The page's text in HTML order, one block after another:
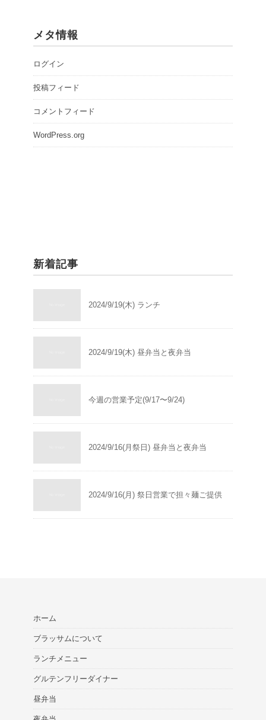
メタ情報
ログイン
投稿フィード
コメントフィード
WordPress.org
新着記事
2024/9/19(木) ランチ
2024/9/19(木) 昼弁当と夜弁当
今週の営業予定(9/17〜9/24)
2024/9/16(月祭日) 昼弁当と夜弁当
2024/9/16(月) 祭日営業で担々麺ご提供
ホーム
ブラッサムについて
ランチメニュー
グルテンフリーダイナー
昼弁当